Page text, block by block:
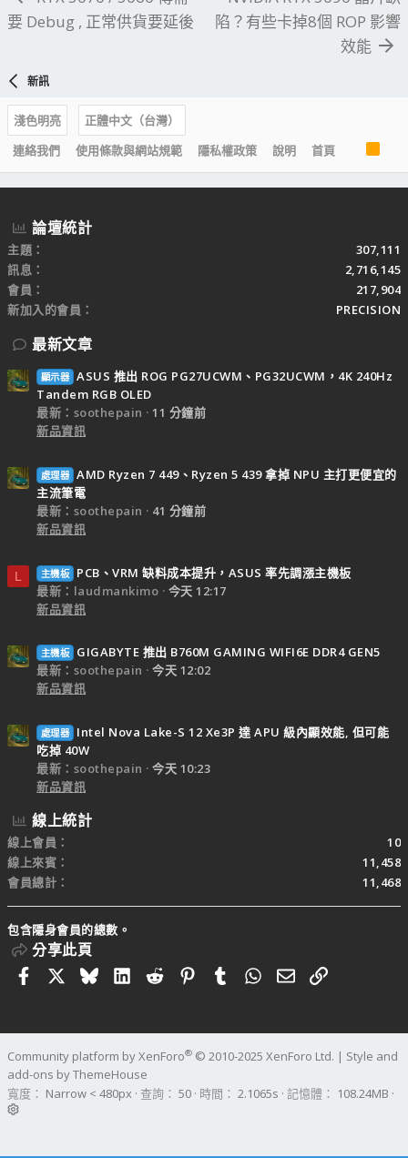
要 Debug , 正常供貨要延後
陷？有些卡掉8個 ROP 影響
效能
新訊
淺色明亮
正體中文（台灣）
連絡我們
使用條款與網站規範 隱私權政策 說明 首頁
R
S
S
論壇統計
主題
307,111
訊息
2,716,145
會員
217,904
新加入的會員
PRECISION
最新文章
顯示器 ASUS 推出 ROG PG27UCWM、PG32UCWM，4K 240Hz
Tandem RGB OLED
最新：soothepain
11 分鐘前
新品資訊
處理器 AMD Ryzen 7 449、Ryzen 5 439 拿掉 NPU 主打更便宜的
主流筆電
最新：soothepain
41 分鐘前
新品資訊
L 主機板
PCB、VRM 缺料成本提升，ASUS 率先調漲主機板
最新：laudmankimo
今天 12:17
新品資訊
主機板
GIGABYTE 推出 B760M GAMING WIFI6E DDR4 GEN5
最新：soothepain
今天 12:02
新品資訊
處理器
Intel Nova Lake-S 12 Xe3P 達 APU 級內顯效能, 但可能
吃掉 40W
最新：soothepain
今天 10:23
新品資訊
線上統計
線上會員
10
線上來賓
11,458
會員總計
11,468
包含隱身會員的總數。
分享此頁
FacebookBlueskyLinkedIn
RedditPinterestTumblrWhatsApp
電子郵件
連結
Community platform by XenForo® © 2010-2025 XenForo Ltd. | Style and
add-ons by ThemeHouse
寬度
查詢 50 時間 2.1065s 記憶體 108.24MB